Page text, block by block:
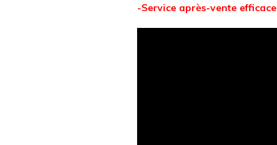
-Service après-vente efficace